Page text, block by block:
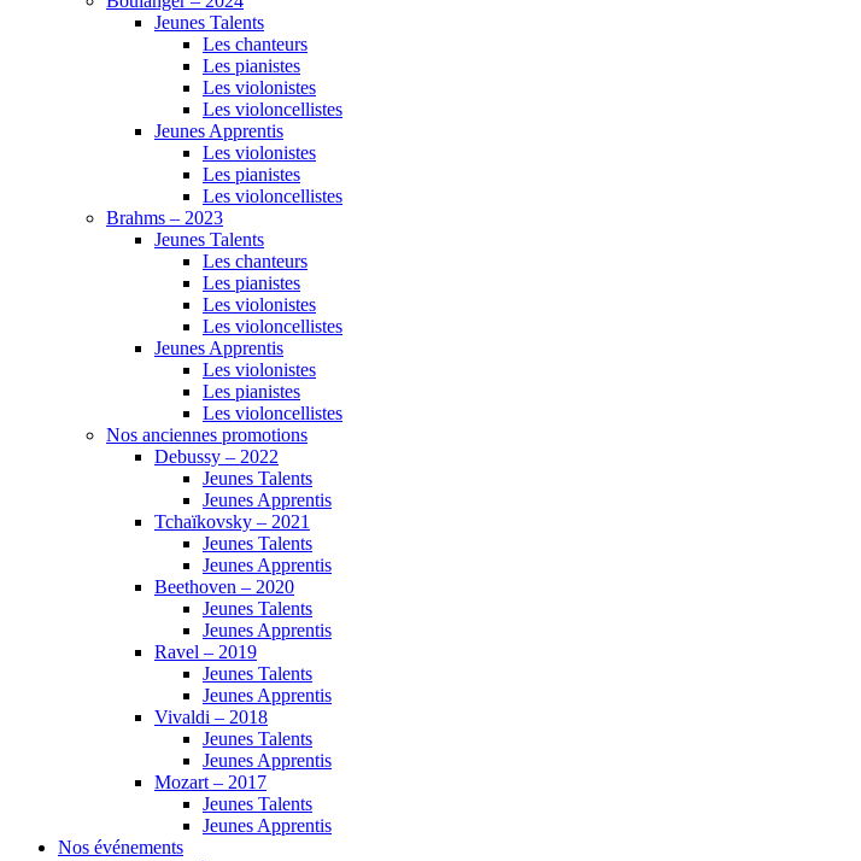
Jeunes Talents
Les chanteurs
Les pianistes
Les violonistes
Les violoncellistes
Jeunes Apprentis
Les violonistes
Les pianistes
Les violoncellistes
Brahms – 2023
Jeunes Talents
Les chanteurs
Les pianistes
Les violonistes
Les violoncellistes
Jeunes Apprentis
Les violonistes
Les pianistes
Les violoncellistes
Nos anciennes promotions
Debussy – 2022
Jeunes Talents
Jeunes Apprentis
Tchaïkovsky – 2021
Jeunes Talents
Jeunes Apprentis
Beethoven – 2020
Jeunes Talents
Jeunes Apprentis
Ravel – 2019
Jeunes Talents
Jeunes Apprentis
Vivaldi – 2018
Jeunes Talents
Jeunes Apprentis
Mozart – 2017
Jeunes Talents
Jeunes Apprentis
Nos événements